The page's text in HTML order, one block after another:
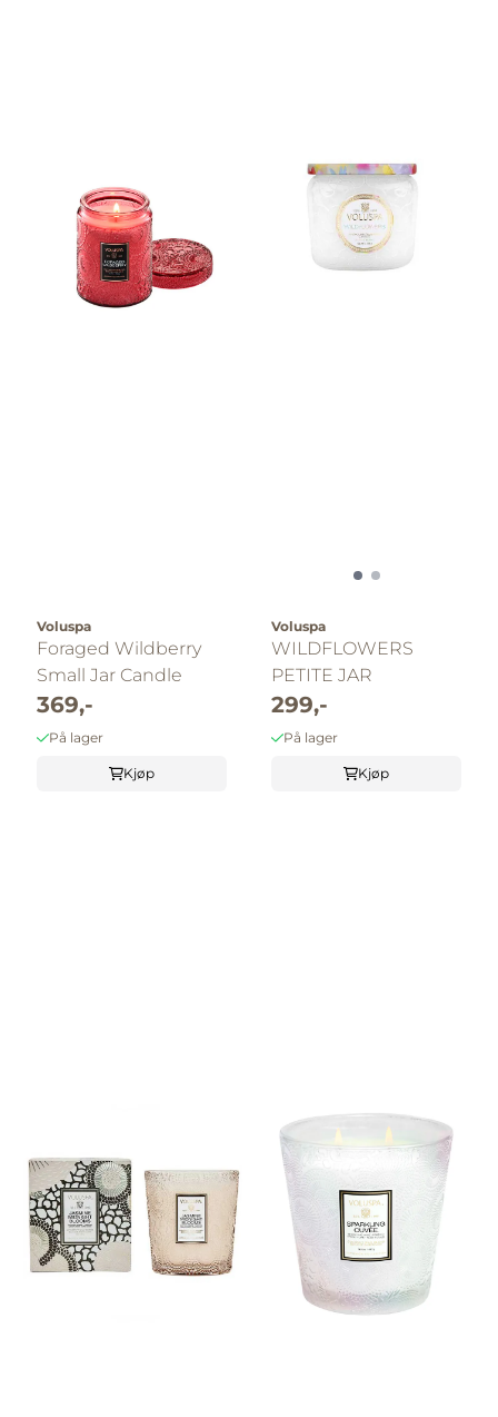
Voluspa
Foraged Wildberry
Small Jar Candle
369,-
På lager
Kjøp
Voluspa
WILDFLOWERS
PETITE JAR
299,-
På lager
Kjøp